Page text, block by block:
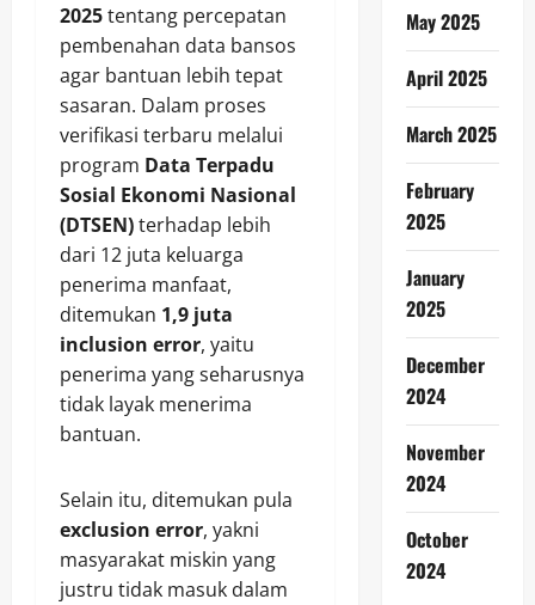
2025tentang percepatan
pembenahan data bansos
agar bantuan lebih tepat
sasaran. Dalam proses
verifikasi terbaru melalui
program Data Terpadu
Sosial Ekonomi Nasional
(DTSEN)terhadap lebih
dari 12 juta keluarga
penerima manfaat,
ditemukan 1,9 juta
inclusion error, yaitu
penerima yang seharusnya
tidak layak menerima
bantuan.
Selain itu, ditemukan pula
exclusion error, yakni
masyarakat miskin yang
justru tidak masuk dalam
May 2025
April 2025
March 2025
February
2025
January
2025
December
2024
November
2024
October
2024